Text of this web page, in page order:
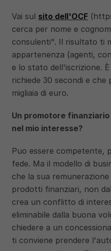
Vai sul sito dell'OCF
cerca per nome e
consulenti". Il risultato ti
appartenenza (agenti,
e lo stato dell'iscrizione.
richiede 30 secondi e
migliaia di euro.
Un promotore
nel mio interesse?
Puo essere competente,
fede. Ma il modello di
che la sua
prodotti finanziari, non
crea un conflitto di
eliminabile dalla buona
chiedere a un
ti conviene prendere